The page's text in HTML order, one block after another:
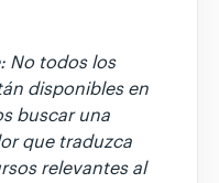
No todos los
disponibles en
buscar una
que traduzca
relevantes al